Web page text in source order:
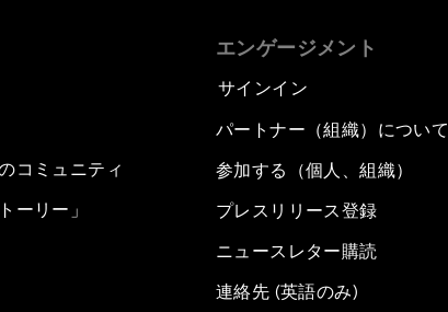
コミュニティ
ーリー」
エンゲージメント
サインイン
パートナー（組織）について
参加する（個人、組織）
プレスリリース登録
ニュースレター購読
連絡先 (英語のみ)